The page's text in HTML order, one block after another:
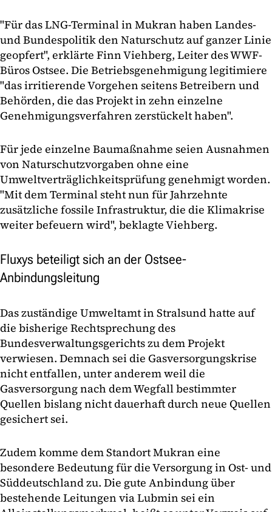
"Für das LNG-Terminal in Mukran haben Landes-
und Bundespolitik den Naturschutz auf ganzer Linie
geopfert", erklärte Finn Viehberg, Leiter des WWF-
Büros Ostsee. Die Betriebsgenehmigung legitimiere
"das irritierende Vorgehen seitens Betreibern und
Behörden, die das Projekt in zehn einzelne
Genehmigungsverfahren zerstückelt haben".
Für jede einzelne Baumaßnahme seien Ausnahmen
von Naturschutzvorgaben ohne eine
Umweltverträglichkeitsprüfung genehmigt worden.
"Mit dem Terminal steht nun für Jahrzehnte
zusätzliche fossile Infrastruktur, die die Klimakrise
weiter befeuern wird", beklagte Viehberg.
Fluxys beteiligt sich an der Ostsee-
Anbindungsleitung
Das zuständige Umweltamt in Stralsund hatte auf
die bisherige Rechtsprechung des
Bundesverwaltungsgerichts zu dem Projekt
verwiesen. Demnach sei die Gasversorgungskrise
nicht entfallen, unter anderem weil die
Gasversorgung nach dem Wegfall bestimmter
Quellen bislang nicht dauerhaft durch neue Quellen
gesichert sei.
Zudem komme dem Standort Mukran eine
besondere Bedeutung für die Versorgung in Ost- und
Süddeutschland zu. Die gute Anbindung über
bestehende Leitungen via Lubmin sei ein